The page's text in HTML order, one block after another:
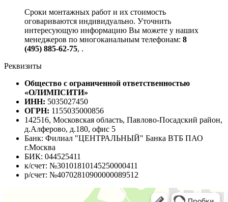
Сроки монтажных работ и их стоимость
оговариваются индивидуально. Уточнить
интересующую информацию Вы можете у наших
менеджеров по многоканальным телефонам: 8
(495) 885-62-75, .
Реквизиты
Общество с ограниченной ответственностью
«ОЛИМПСИТИ»
ИНН: 5035027450
ОГРН: 1155035000856
142516, Московская область, Павлово-Посадский район,
д.Алферово, д.180, офис 5
Банк: Филиал "ЦЕНТРАЛЬНЫЙ" Банка ВТБ ПАО
г.Москва
БИК: 044525411
к/счет: №30101810145250000411
р/счет: №40702810900000089512